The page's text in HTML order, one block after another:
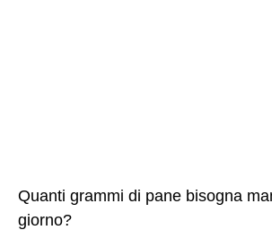
Quanti grammi di pane bisogna
giorno?